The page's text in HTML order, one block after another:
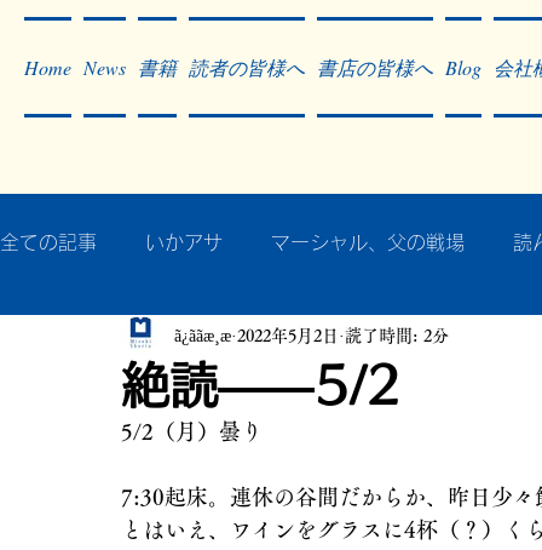
Home News 書籍 読者の皆様へ 書店の皆様へ Blog 会社
全ての記事 いかアサ マーシャル、父の戦場 読
秘蔵写真200枚でたどるアジア・太平洋戦争
作った本・作っている本
絶読――5/2
ã¿ããæ¸æ 2022年5月2日 読了時間: 2分
5/2（月）曇り
7:30起床。連休の谷間だからか、昨日少
とはいえ、ワインをグラスに4杯（？）く